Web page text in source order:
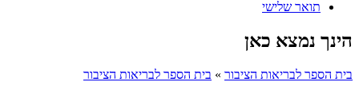
תואר שלישי
הינך נמצא כאן
בית הספר לבריאות הציבור » בית הספר לבריאות הציבור